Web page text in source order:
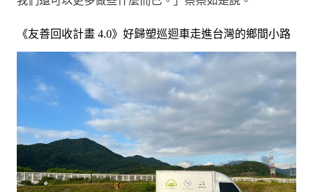
《友善回收計畫 4.0》好歸塑巡迴車走進台灣的鄉間小路